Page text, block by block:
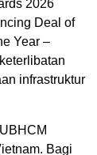
2026
Deal of
Year –
infrastruktur
Bagi